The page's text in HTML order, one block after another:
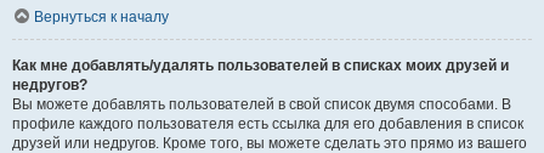
Вернуться к началу
Как мне добавлять/удалять пользователей в списках моих друзей и
недругов?
Вы можете добавлять пользователей в свой список двумя способами. В
профиле каждого пользователя есть ссылка для его добавления в список
друзей или недругов. Кроме того, вы можете сделать это прямо из вашего